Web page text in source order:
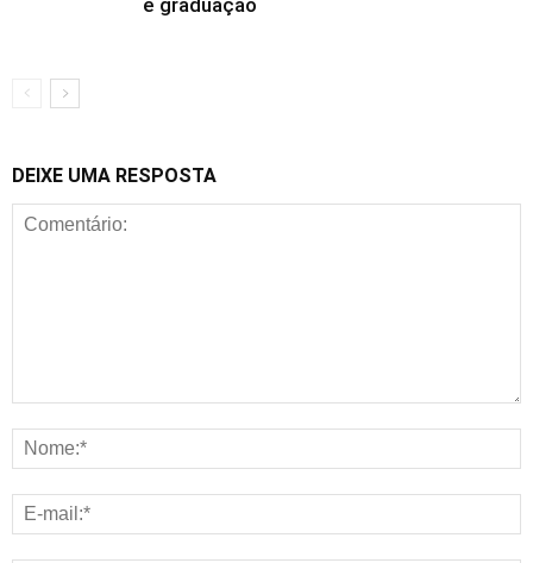
e graduação
DEIXE UMA RESPOSTA